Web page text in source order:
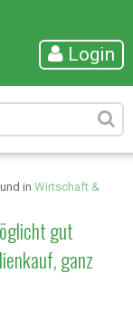
Login
und in Wirtschaft &
gut
ganz